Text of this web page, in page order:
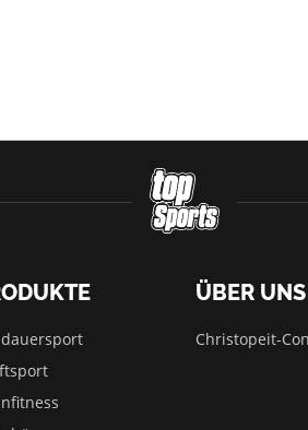
ÜBER UNS
Christopeit-